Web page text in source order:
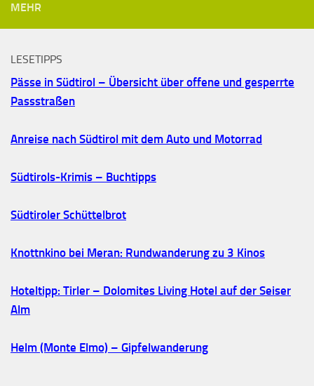
MEHR
LESETIPPS
Pässe in Südtirol – Übersicht über offene und gesperrte
Passstraßen
Anreise nach Südtirol mit dem Auto und Motorrad
Südtirols-Krimis – Buchtipps
Südtiroler Schüttelbrot
Knottnkino bei Meran: Rundwanderung zu 3 Kinos
Hoteltipp: Tirler – Dolomites Living Hotel auf der Seiser
Alm
Helm (Monte Elmo) – Gipfelwanderung